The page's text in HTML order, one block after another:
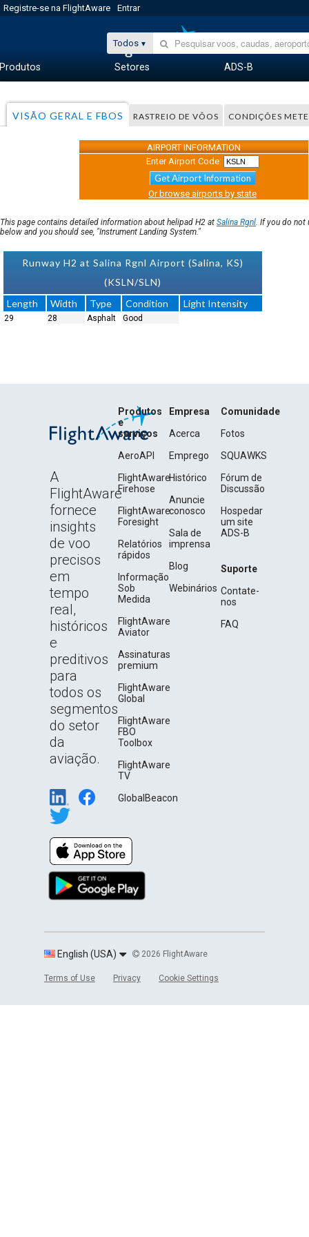
Registre-se na FlightAware Entrar
Todos
Produtos Setores ADS-B
VISÃO GERAL E FBOS RASTREIO DE VÔOS CONDIÇÕES
AIRPORT INFORMATION
Enter Airport Code:
Get Airport Information
Or browse airports by state
This page contains detailed information about helipad H2 at Salina Rgnl. If you do not
below and you should see, "Instrument Landing System."
Runway H2 at Salina Rgnl Airport (Salina, KS)
(KSLN/SLN)
Length
Width Type Condition Light Intensity
29 28 Asphalt Good
A
FlightAware
fornece
insights
de voo
precisos
em
tempo
real,
históricos
e
preditivos
para
todos os
segmentos
do setor
da
aviação.
Produtos
e
serviços
AeroAPI
FlightAware
Firehose
FlightAware
Foresight
Relatórios
rápidos
Informação
Sob
Medida
FlightAware
Aviator
Assinaturas
premium
FlightAware
Global
FlightAware
FBO
Toolbox
FlightAware
TV
GlobalBeacon
Empresa
Acerca
Emprego
Histórico
Anuncie
conosco
Sala de
imprensa
Blog
Webinários
Comunidade
Fotos
SQUAWKS
Fórum de
Discussão
Hospedar
um site
ADS-B
Suporte
Contate-
nos
FAQ
English (USA) 2026 FlightAware
Terms of Use Privacy Cookie Settings